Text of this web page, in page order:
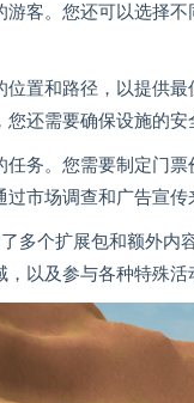
客。您还可以选择
置和路径，以提供
还需要确保设施的
务。您需要制定门
市场调查和广告宣传
多个扩展包和额外
以及参与各种特殊活